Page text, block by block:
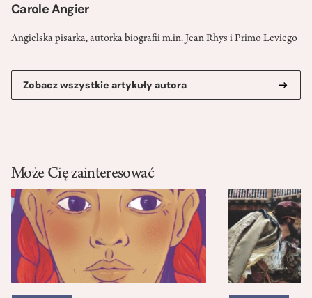
Carole Angier
Angielska pisarka, autorka biografii m.in. Jean Rhys i Primo Leviego
Zobacz wszystkie artykuły autora
Może Cię zainteresować